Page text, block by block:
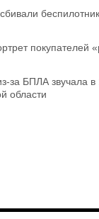
покупателей
за БПЛА звучала в
области